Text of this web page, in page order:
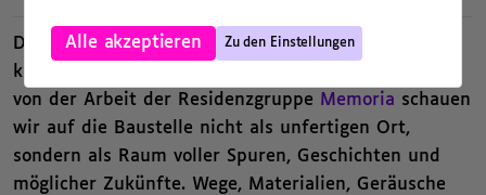
,
Alle akzeptieren Zu den Einstellungen
Dieser Rundgang lädt dazu ein, den Spreepark als
künstlerische Landschaft zu entdecken. Inspiriert
von der Arbeit der Residenzgruppe Memoria schauen
wir auf die Baustelle nicht als unfertigen Ort,
sondern als Raum voller Spuren, Geschichten und
möglicher Zukünfte. Wege, Materialien, Geräusche